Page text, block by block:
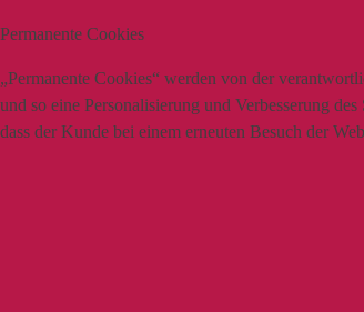
Permanente Cookies
„Permanente Cookies“ werden von der
und so eine Personalisierung und Verbesserung
dass der Kunde bei einem erneuten Besuch der